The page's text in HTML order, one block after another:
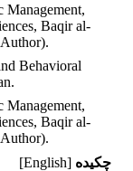
Management,
Baqir al-
Behavioral
Management,
Baqir al-
چکیده [English]